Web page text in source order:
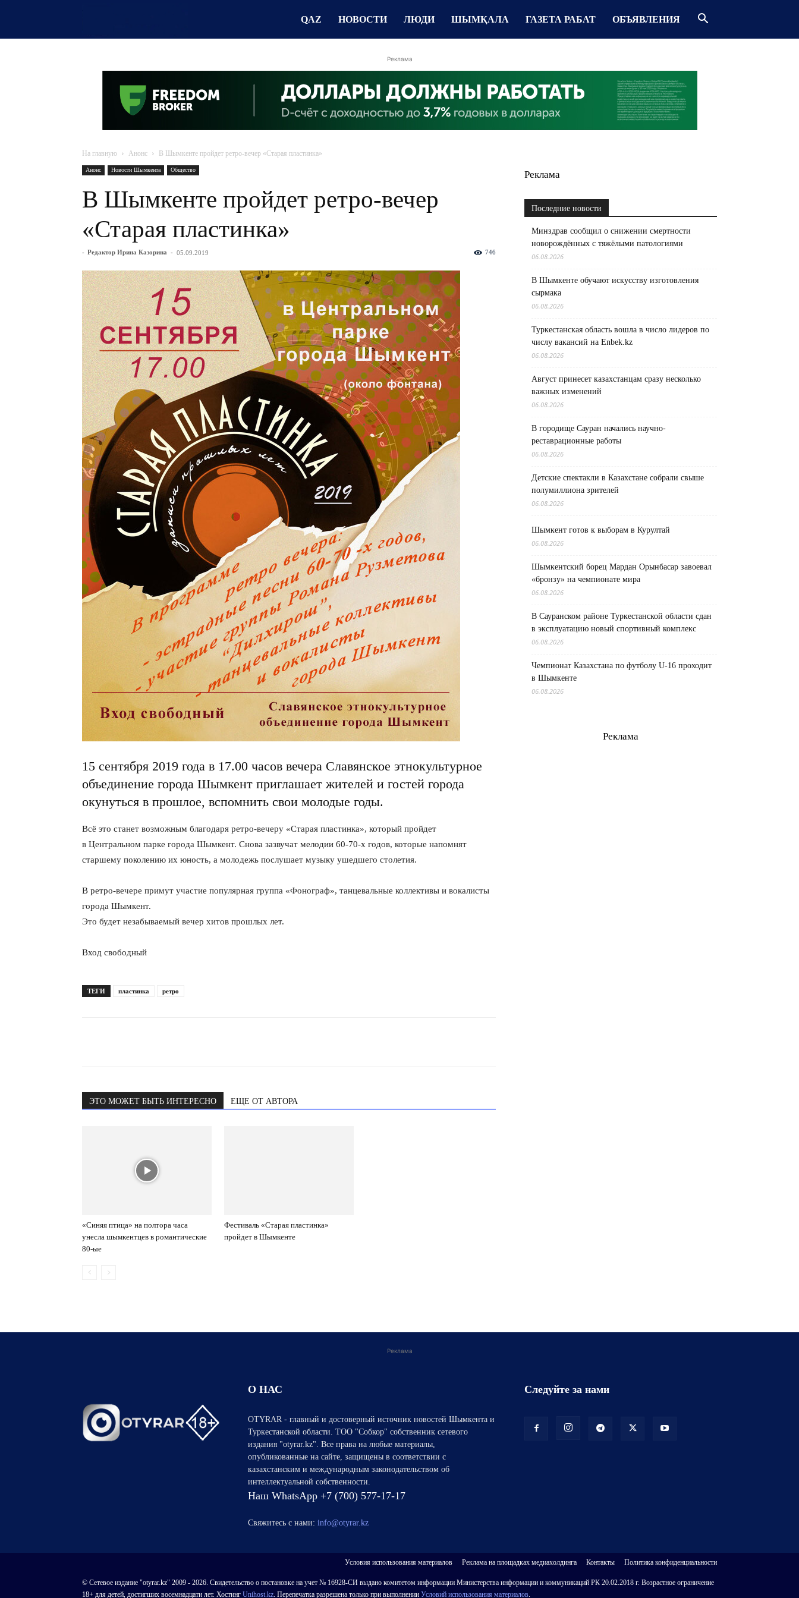
QAZ НОВОСТИ ЛЮДИ ШЫМҚАЛА ГАЗЕТА РАБАТ ОБЪЯВЛЕНИЯ
Реклама
На главную Анонс В Шымкенте пройдет ретро-вечер «Старая пластинка»
Анонс Новости Шымкента Общество
В Шымкенте пройдет ретро-вечер
«Старая пластинка»
- Редактор Ирина Казорина - 05.09.2019 746
15 сентября 2019 года в 17.00 часов вечера Славянское этнокультурное
объединение города Шымкент приглашает жителей и гостей города
окунуться в прошлое, вспомнить свои молодые годы.
Всё это станет возможным благодаря ретро-вечеру «Старая пластинка», который пройдет
в Центральном парке города Шымкент. Снова зазвучат мелодии 60-70-х годов, которые напомнят
старшему поколению их юность, а молодежь послушает музыку ушедшего столетия.
В ретро-вечере примут участие популярная группа «Фонограф», танцевальные коллективы и вокалисты
города Шымкент.
Это будет незабываемый вечер хитов прошлых лет.
Вход свободный
ТЕГИ пластинка ретро
ЭТО МОЖЕТ БЫТЬ ИНТЕРЕСНО ЕЩЕ ОТ АВТОРА
«Синяя птица» на полтора часа
унесла шымкентцев в романтические
80-ые
Фестиваль «Старая пластинка»
пройдет в Шымкенте
Реклама
Последние новости
Минздрав сообщил о снижении смертности
новорождённых с тяжёлыми патологиями
06.08.2026
В Шымкенте обучают искусству изготовления
сырмака
06.08.2026
Туркестанская область вошла в число лидеров по
числу вакансий на Enbek.kz
06.08.2026
Август принесет казахстанцам сразу несколько
важных изменений
06.08.2026
В городище Сауран начались научно-
реставрационные работы
06.08.2026
Детские спектакли в Казахстане собрали свыше
полумиллиона зрителей
06.08.2026
Шымкент готов к выборам в Курултай
06.08.2026
Шымкентский борец Мардан Орынбасар завоевал
«бронзу» на чемпионате мира
06.08.2026
В Сауранском районе Туркестанской области сдан
в эксплуатацию новый спортивный комплекс
06.08.2026
Чемпионат Казахстана по футболу U-16 проходит
в Шымкенте
06.08.2026
Реклама
Реклама
О НАС
OTYRAR - главный и достоверный источник новостей Шымкента и
Туркестанской области. ТОО "Собкор" собственник сетевого
издания "otyrar.kz". Все права на любые материалы,
опубликованные на сайте, защищены в соответствии с
казахстанским и международным законодательством об
интеллектуальной собственности.
Наш WhatsApp +7 (700) 577-17-17
Свяжитесь с нами: info@otyrar.kz
Следуйте за нами
Условия использования материалов Реклама на площадках медиахолдинга Контакты Политика конфиденциальности
© Сетевое издание "otyrar.kz" 2009 - 2026. Свидетельство о постановке на учет № 16928-СИ выдано комитетом информации Министерства информации и коммуникаций РК 20.02.2018 г. Возрастное ограничение
18+ для детей, достигших восемнадцати лет. Хостинг Unihost.kz. Перепечатка разрешена только при выполнении Условий использования материалов.